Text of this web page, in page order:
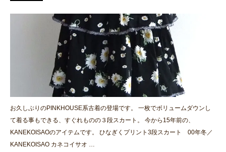
お久しぶりのPINKHOUSE系古着の登場です。 一枚でボリュームダウンし
て着る事もできる、すぐれものの３段スカート。 今から15年前の、
KANEKOISAOのアイテムです。 ひなぎくプリント3段スカート 00年冬／
KANEKOISAO カネコイサオ …